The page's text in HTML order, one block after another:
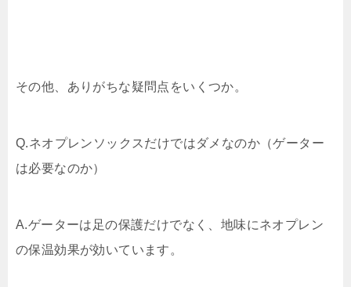
その他、ありがちな疑問点をいくつか。
Q.ネオプレンソックスだけではダメなのか（ゲーター
は必要なのか）
A.ゲーターは足の保護だけでなく、地味にネオプレン
の保温効果が効いています。